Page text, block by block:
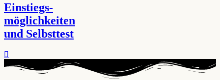
Einstiegs-
möglichkeiten
und Selbsttest